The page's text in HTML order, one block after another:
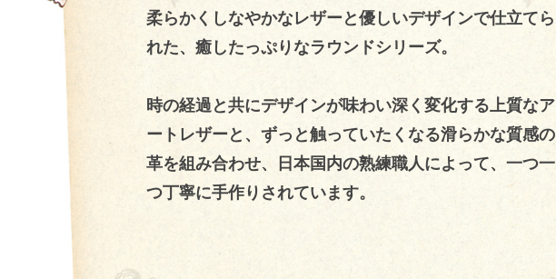
柔らかくしなやかなレザーと優しいデザインで仕立てら
れた、癒したっぷりなラウンドシリーズ。
時の経過と共にデザインが味わい深く変化する上質なア
ートレザーと、ずっと触っていたくなる滑らかな質感の
革を組み合わせ、日本国内の熟練職人によって、一つ一
つ丁寧に手作りされています。